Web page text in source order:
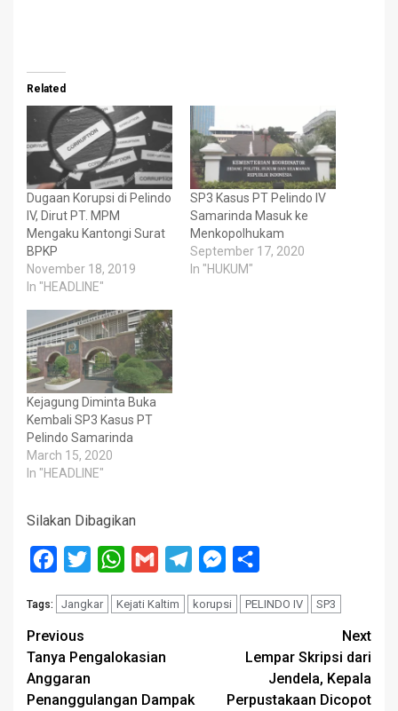
Related
Dugaan Korupsi di Pelindo
IV, Dirut PT. MPM
Mengaku Kantongi Surat
BPKP
November 18, 2019
In "HEADLINE"
SP3 Kasus PT Pelindo IV
Samarinda Masuk ke
Menkopolhukam
September 17, 2020
In "HUKUM"
Kejagung Diminta Buka
Kembali SP3 Kasus PT
Pelindo Samarinda
March 15, 2020
In "HEADLINE"
Silakan Dibagikan
Facebook
Twitter WhatsApp
Gmail TelegramMessenger
Tags: Jangkar Kejati Kaltim korupsi PELINDO IV SP3
Post
navigation
Previous
Tanya Pengalokasian
Anggaran
Penanggulangan Dampak
Next
Lempar Skripsi dari
Jendela, Kepala
Perpustakaan Dicopot